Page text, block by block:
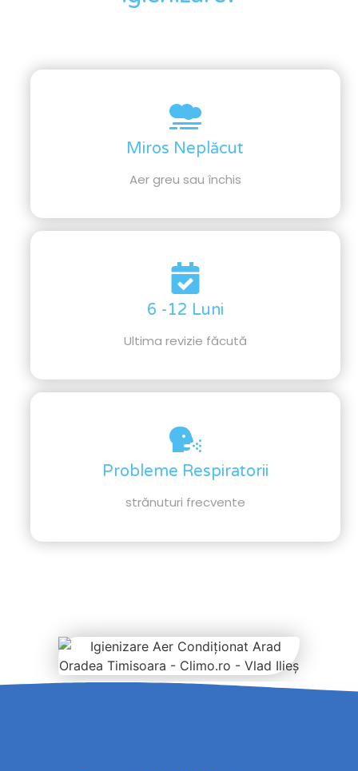
Miros Neplăcut
Aer greu sau închis
6 -12 Luni
Ultima revizie făcută
Probleme Respiratorii
strănuturi frecvente